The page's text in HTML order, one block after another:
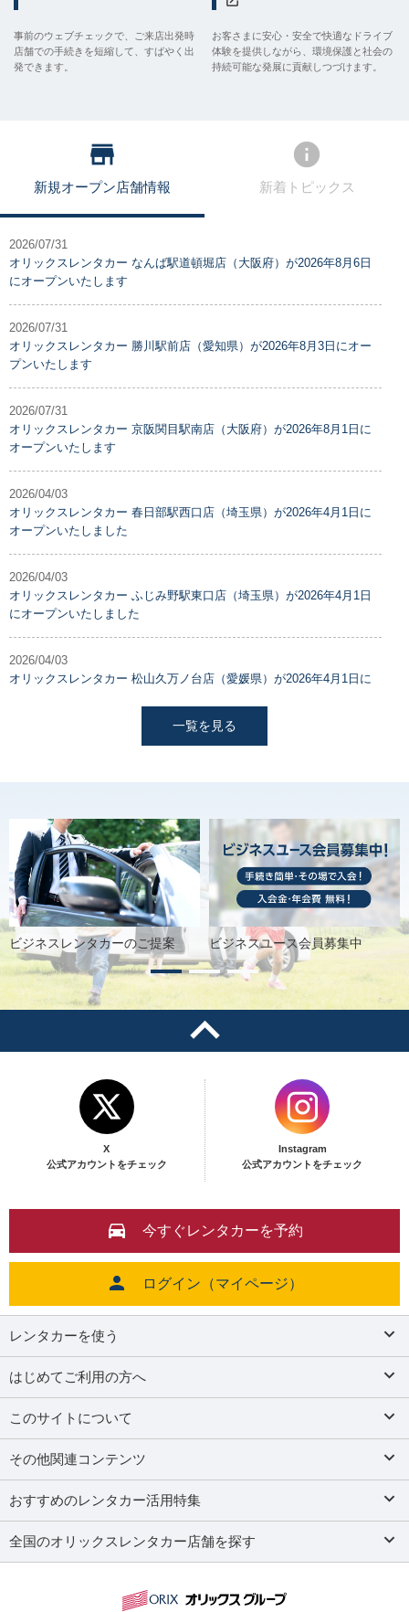
事前のウェブチェックで、ご来店出発時
店舗での手続きを短縮して、すばやく出
発できます。
お客さまに安心・安全で快適なドライブ
体験を提供しながら、環境保護と社会の
持続可能な発展に貢献しつづけます。
新規オープン店舗情報 新着トピックス
2026/07/31
オリックスレンタカー なんば駅道頓堀店（大阪府）が2026年8月6日
にオープンいたします
2026/07/31
オリックスレンタカー 勝川駅前店（愛知県）が2026年8月3日にオー
プンいたします
2026/07/31
オリックスレンタカー 京阪関目駅南店（大阪府）が2026年8月1日に
オープンいたします
2026/04/03
オリックスレンタカー 春日部駅西口店（埼玉県）が2026年4月1日に
オープンいたしました
2026/04/03
オリックスレンタカー ふじみ野駅東口店（埼玉県）が2026年4月1日
にオープンいたしました
2026/04/03
オリックスレンタカー 松山久万ノ台店（愛媛県）が2026年4月1日に
2026/03/27
オリックスレンタカー 旭橋駅西店 外国語対応専用カウンター（沖縄
県）が2026年4月10日にオープンいたします
2026/03/13
オリックスレンタカー スマイルホテル那覇シティリゾートカウンター
（沖縄県）が2026年3月13日にオープンいたしました
2026/02/06
オリックスレンタカー 狭山市駅東口店（埼玉県）が2026年2月1日に
オリックスレンタカー 新潟駅前東大通店（新潟県）が2026年2月5日
にオープンいたします
2025/12/26
オリックスレンタカー 鹿沼街道砥上通り店（栃木県）が2026年1月7
オリックスレンタカー 半田青山駅北店（愛知県）が2025年12月9日に
オープンいたしました
オリックスレンタカー 柳川店（福岡県）が2025年11月20日にオープ
オリックスレンタカー ＤＤセルフ段原ＳＳカウンター（広島県）が
2025/08/29
オリックスレンタカー 札幌発寒１０条店（北海道）が2025年9月1日
オリックスレンタカー 兵庫駅南店（兵庫県）が2025年8月1日にオー
一覧を見る
ビジネスレンタカーのご提案 ビジネスユース会員募集中
X
公式アカウントをチェック
Instagram
公式アカウントをチェック
今すぐレンタカーを予約
ログイン（マイページ）
レンタカーを使う
はじめてご利用の方へ
このサイトについて
その他関連コンテンツ
おすすめのレンタカー活用特集
全国のオリックスレンタカー店舗を探す